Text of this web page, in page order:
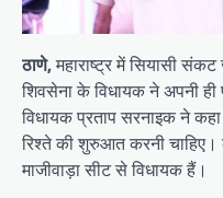
ठाणे,महाराष्ट्र में सियासी संकट
शिवसेना के विधायक ने अपनी ही
विधायक प्रताप सरनाइक ने
रिश्ते की शुरुआत करनी
माजीवाड़ा सीट से विधायक हैं।